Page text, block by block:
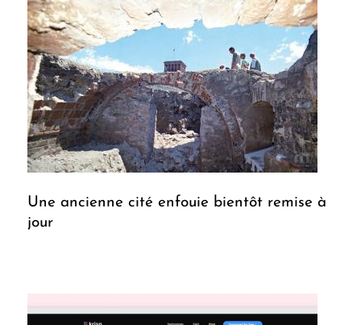
Une ancienne cité enfouie bientôt remise à
jour